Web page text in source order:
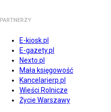
PARTNERZY
E-kiosk.pl
E-gazety.pl
Nexto.pl
Mała księgowość
Kancelarierp.pl
Wieści Rolnicze
Życie Warszawy